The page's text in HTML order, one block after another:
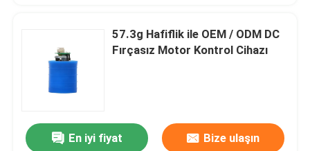
Kalite kontrol
Bize Ulaşın
Bir teklif isteği
57.3g Hafiflik ile OEM / ODM DC
Fırçasız Motor Kontrol Cihazı
En iyi fiyat Bize ulaşın